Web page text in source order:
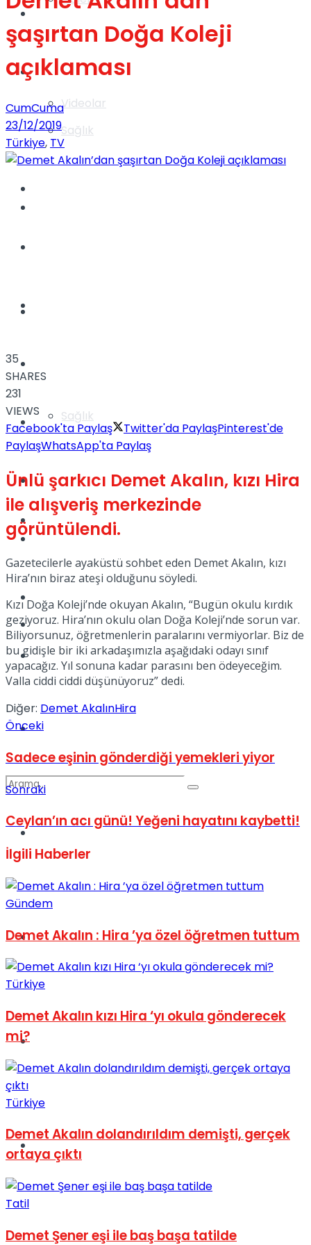
Videolar
Sağlık
TV
Kadınca
Dünya
Müzik
Tatil
Gündem
Yaşam
Sağlık
Müzik
Sinema
Tatil
Spor
Podcast
View All Result
şaşırtan Doğa Koleji
açıklaması
CumCuma
23/12/2019
Türkiye, TV
35
SHARES
231
VIEWS
Facebook'ta Paylaş
Twitter'da PaylaşPinterest'de
PaylaşWhatsApp'ta Paylaş
Ünlü şarkıcı Demet Akalın, kızı Hira
ile alışveriş merkezinde
görüntülendi.
Gazetecilerle ayaküstü sohbet eden Demet Akalın, kızı
Hira’nın biraz ateşi olduğunu söyledi.
Kızı Doğa Koleji’nde okuyan Akalın, “Bugün okulu kırdık
geziyoruz. Hira’nın okulu olan Doğa Koleji’nde sorun var.
Biliyorsunuz, öğretmenlerin paralarını vermiyorlar. Biz de
bu gidişle bir iki arkadaşımızla aşağıdaki odayı sınıf
yapacağız. Yıl sonuna kadar parasını ben ödeyeceğim.
Valla ciddi ciddi düşünüyoruz” dedi.
Diğer: Demet AkalınHira
Önceki
Sadece eşinin gönderdiği yemekleri yiyor
Sonraki
Ceylan’ın acı günü! Yeğeni hayatını kaybetti!
İlgili Haberler
Gündem
Demet Akalın : Hira ’ya özel öğretmen tuttum
Türkiye
Demet Akalın kızı Hira ‘yı okula gönderecek
mi?
Türkiye
Demet Akalın dolandırıldım demişti, gerçek
ortaya çıktı
Tatil
Demet Şener eşi ile baş başa tatilde